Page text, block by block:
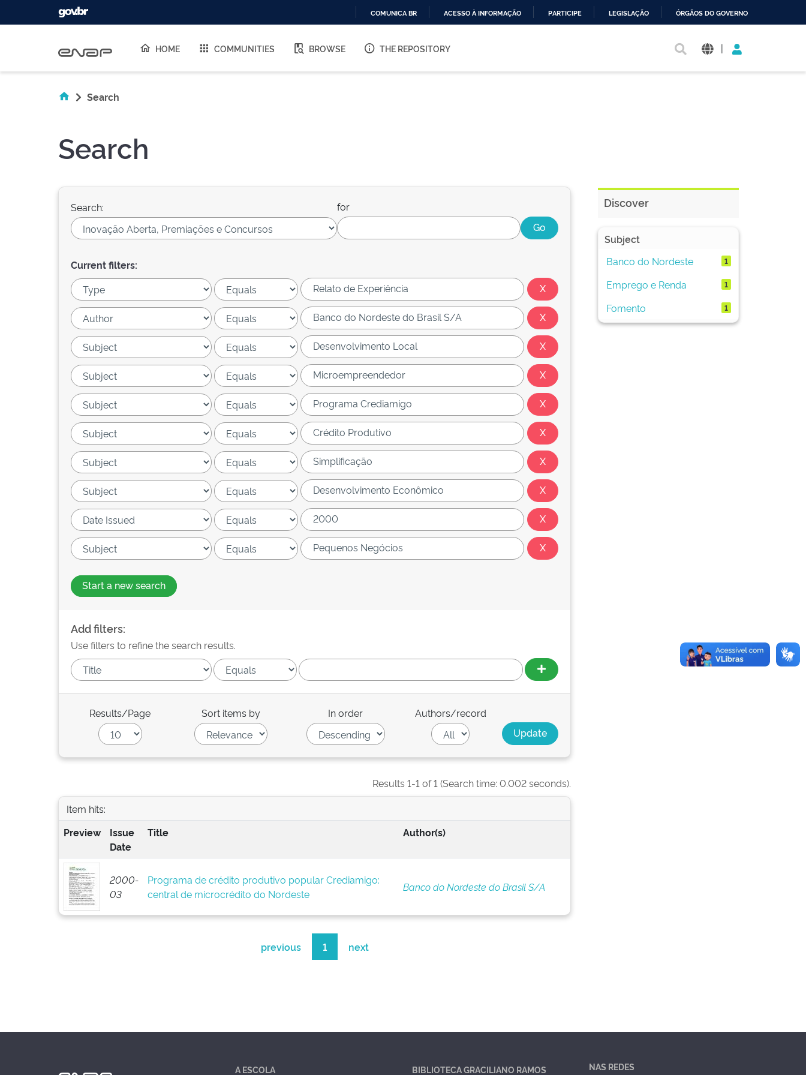
O
COMUNICA BR ACESSO À INFORMAÇÃO PARTICIPE LEGISLAÇÃO ÓRGÃOS DO GOVERNO
HOME COMMUNITIES BROWSE THE REPOSITORY |
Search
Search
Search: for
Current filters:
Start a new search
Add filters:
Use filters to refine the search results.
Results/Page Sort items by In order Authors/record
Results 1-1 of 1 (Search time: 0.002 seconds).
Item hits:
Preview
Issue
Date
Title Author(s)
2000-
03
Programa de crédito produtivo popular Crediamigo:
central de microcrédito do Nordeste
Banco do Nordeste do Brasil S/A
previous 1 next
Discover
Subject
Banco do Nordeste
1
Emprego e Renda 1
Fomento 1
A ESCOLA BIBLIOTECA GRACILIANO RAMOS NAS REDES